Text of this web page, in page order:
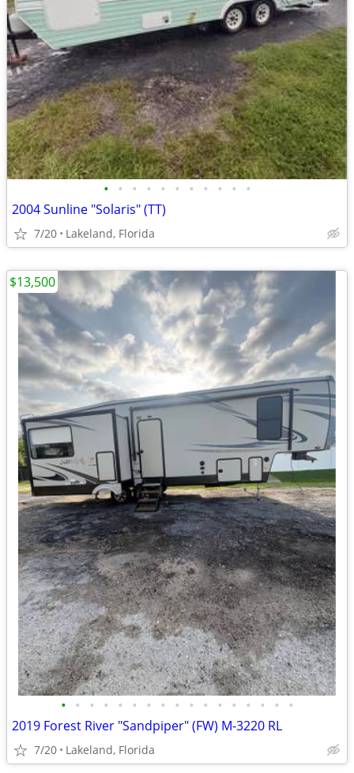
• • • • • • • • • • •
2004 Sunline "Solaris" (TT)
7/20 Lakeland, Florida
• • • • • • • • • • • • • • • • •
2019 Forest River "Sandpiper" (FW) M-3220 RL
7/20 Lakeland, Florida
$13,500